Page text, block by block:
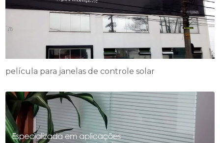
película para janelas de controle solar